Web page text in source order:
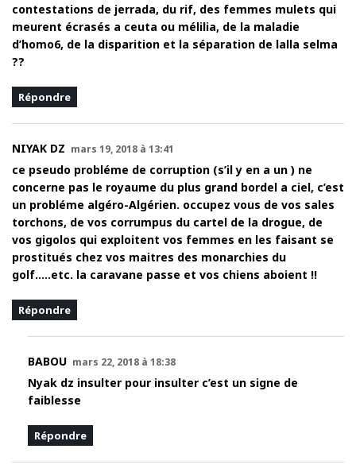
contestations de jerrada, du rif, des femmes mulets qui
meurent écrasés a ceuta ou mélilia, de la maladie
d’homo6, de la disparition et la séparation de lalla selma
??
Répondre
NIYAK DZ mars 19, 2018 à 13:41
ce pseudo probléme de corruption (s’il y en a un ) ne
concerne pas le royaume du plus grand bordel a ciel, c’est
un probléme algéro-Algérien. occupez vous de vos sales
torchons, de vos corrumpus du cartel de la drogue, de
vos gigolos qui exploitent vos femmes en les faisant se
prostitués chez vos maitres des monarchies du
golf…..etc. la caravane passe et vos chiens aboient !!
Répondre
BABOU mars 22, 2018 à 18:38
Nyak dz insulter pour insulter c’est un signe de
faiblesse
Répondre